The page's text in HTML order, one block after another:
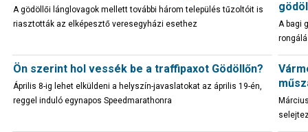
A gödöllői lánglovagok mellett további három település tűzoltóit is
riasztották az elképesztő veresegyházi esethez
A bagi
Ön szerint hol vessék be a traffipaxot Gödöllőn?
Április 8-ig lehet elküldeni a helyszín-javaslatokat az április 19-én,
reggel induló egynapos Speedmarathonra